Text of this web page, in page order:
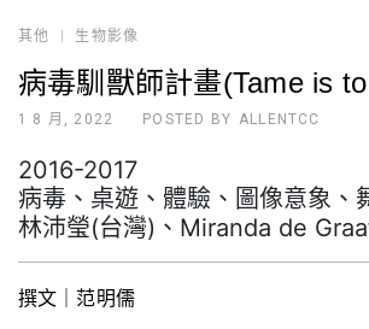
其他 生物影像
病毒馴獸師計畫(Tame is
1 8 月, 2022 POSTED BY ALLENTCC
2016-2017
病毒、桌遊、體驗、圖像意象、
林沛瑩(台灣)、Miranda de
撰文｜ 范明儒